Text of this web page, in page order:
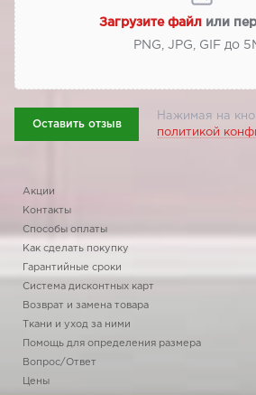
Загрузите файл или
PNG, JPG, GIF до
Оставить отзыв
Нажимая на
политикой
Акции
Контакты
Способы оплаты
Как сделать покупку
Гарантийные сроки
Система дисконтных карт
Возврат и замена товара
Ткани и уход за ними
Помощь для определения размера
Вопрос/Ответ
Цены